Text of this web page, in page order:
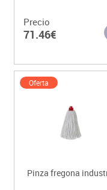
Precio
71.46€
Oferta
Pinza fregona